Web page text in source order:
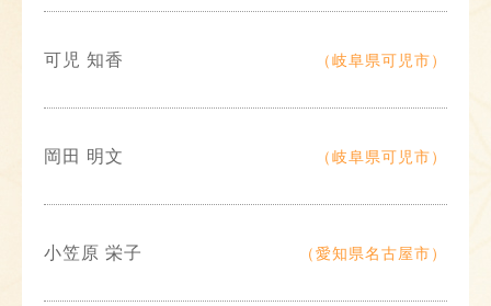
可児 知香 （岐阜県可児市）
岡田 明文 （岐阜県可児市）
小笠原 栄子 （愛知県名古屋市）